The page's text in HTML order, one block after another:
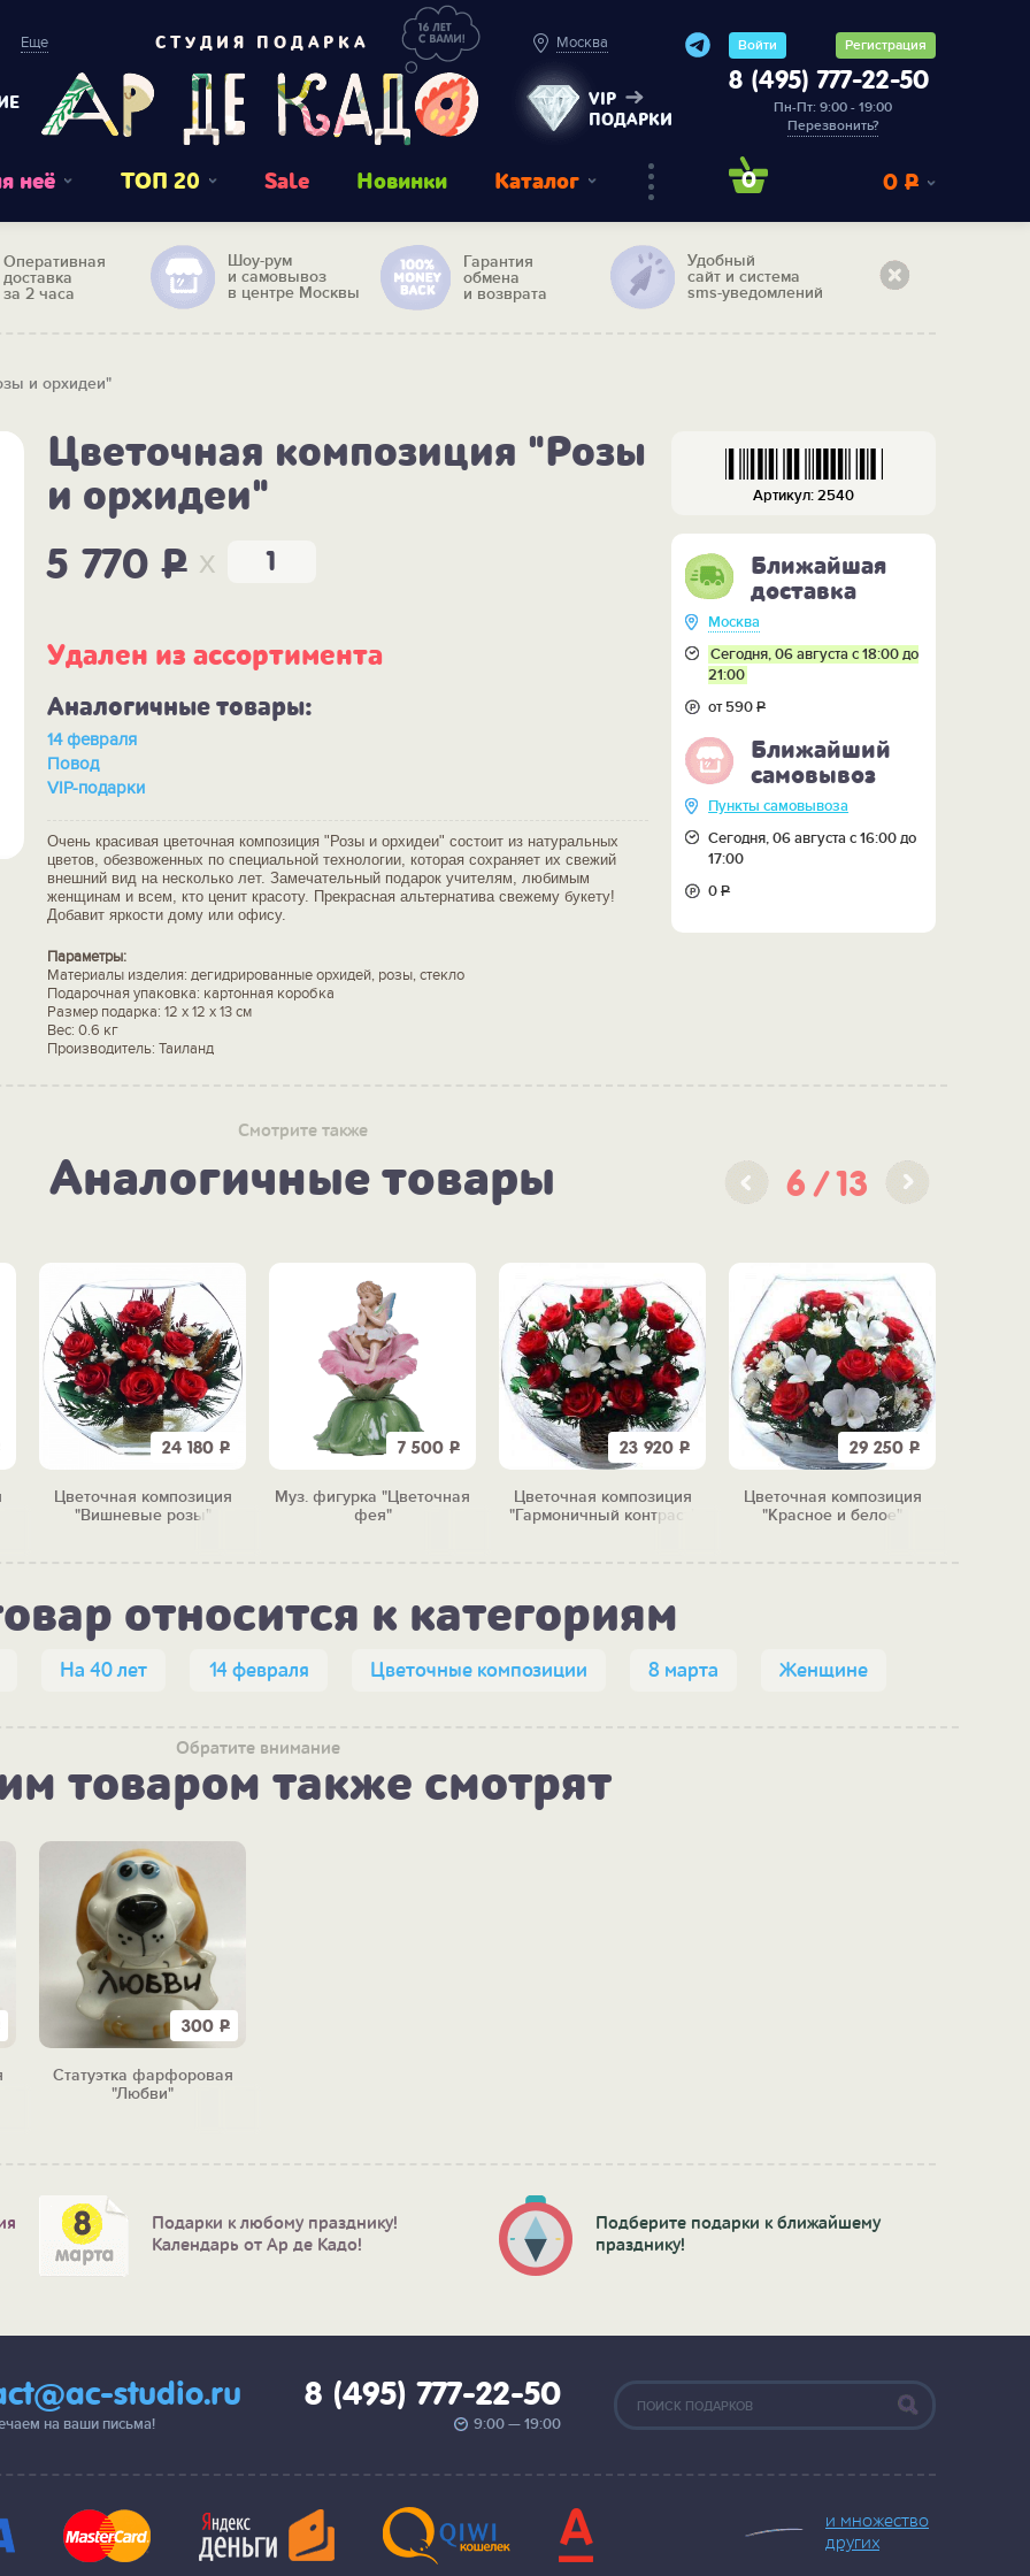
Еще СТУДИЯ ПОДАРКА Москва
VIP
ПОДАРКИ
Войти Регистрация
8 (495) 777-22-50
Пн-Пт: 9:00 - 19:00
Перезвонить?
неё ТОП 20 Sale Новинки Каталог 0 0 Р
Оперативная
доставка
за 2 часа
Шоу-рум
и самовывоз
в центре Москвы
Гарантия
обмена
и возврата
Удобный
сайт и система
sms-уведомлений
и орхидеи"
Цветочная композиция "Розы
и орхидеи"
5 770P x
Удален из ассортимента
Аналогичные товары:
14 февраля
Повод
VIP-подарки
Очень красивая цветочная композиция "Розы и орхидеи" состоит из натуральных
цветов, обезвоженных по специальной технологии, которая сохраняет их свежий
внешний вид на несколько лет. Замечательный подарок учителям, любимым
женщинам и всем, кто ценит красоту. Прекрасная альтернатива свежему букету!
Добавит яркости дому или офису.
Параметры:
Материалы изделия: дегидрированные орхидей, розы, стекло
Подарочная упаковка: картонная коробка
Размер подарка: 12 x 12 x 13 см
Вес: 0.6 кг
Производитель: Таиланд
Артикул: 2540
Ближайшая
доставка
Москва
Сегодня, 06 августа с 18:00 до
21:00
от 590Р
Ближайший
самовывоз
Пункты самовывоза
Сегодня, 06 августа с 16:00 до
17:00
0Р
Смотрите также
Аналогичные товары 6 13
24 180 Р
Цветочная композиция
"Вишневые розы"
7 500 Р
Муз. фигурка "Цветочная
фея"
23 920 Р
Цветочная композиция
"Гармоничный контраст"
29 250 Р
Цветочная композиция
"Красное и белое"
относится к категориям
На 40 лет 14 февраля Цветочные композиции 8 марта Женщине
Обратите внимание
товаром также смотрят
300 Р
Статуэтка фарфоровая
"Любви"
Подарки к любому празднику!
Календарь от Ар де Кадо!
Подберите подарки к ближайшему
празднику!
studio.ru
на ваши письма!
8 (495) 777-22-50
9:00 — 19:00
и множество
других